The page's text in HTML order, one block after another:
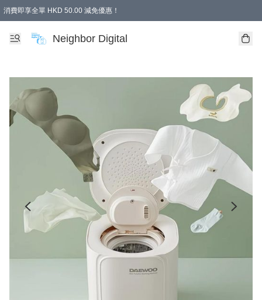
消費即享全單 HKD 50.00 減免優惠！
Neighbor Digital